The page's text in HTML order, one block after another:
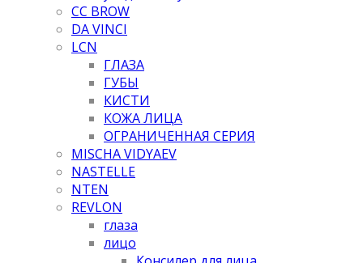
CC BROW
DA VINCI
LCN
ГЛАЗА
ГУБЫ
КИСТИ
КОЖА ЛИЦА
ОГРАНИЧЕННАЯ СЕРИЯ
MISCHA VIDYAEV
NASTELLE
NTEN
REVLON
глаза
лицо